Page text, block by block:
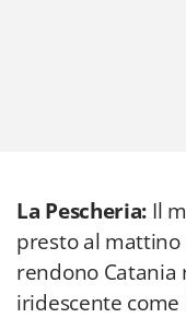
La Pescheria: Il
presto al mattino
rendono Catania
iridescente come